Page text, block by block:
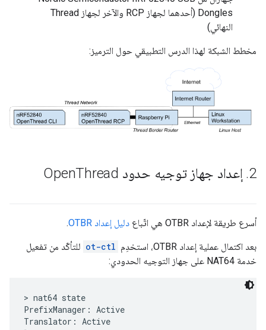
Dongles (أحدهما لجهاز RCP والآخر لجهاز Thread
النهائي)
مخطط الشبكة لهذا الدرس التطبيقي حول الترميز:
‫2
. إعداد جهاز توجيه حدود Open Thread
أسرع طريقة لإعداد OTBR هي اتّباع دليل إعداد OTBR .
بعد اكتمال عملية إعداد OTBR، استخدِم ot-ctl للتأكّد من تفعيل
خدمة NAT64 على جهاز التوجيه الحدودي:
> nat64 state
PrefixManager: Active
Translator: Active